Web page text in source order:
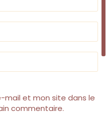
mail et mon site dans le
commentaire.